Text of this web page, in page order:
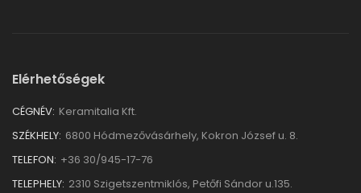
Elérhetőségek
CÉGNÉV: Keramitalia Kft.
SZÉKHELY: 6800 Hódmezővásárhely, Kokron József u. 8.
TELEFON: +36 30/945-17-76
TELEPHELY: 2310 Szigetszentmiklós, Petőfi Sándor u.135.